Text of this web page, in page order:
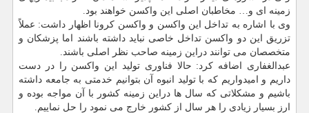
زمینه ای و… مخاطبان اصلی این واکسن خواهند بود.
وی با اشاره به تداخل این واکسن و واکسن کرونا اظهار داشت: عملاً
تزریق این دو واکسن تداخل خاصی نباید داشته باشند اما پزشکان و
متخصصان می توانند دراین زمینه صاحب نظر اصلی باشند.
عبدالغفاری اضافه کرد: حالا فناوری تولید این واکسن را در دست
داریم و امیدواریم که با تولید انبوه آن بتوانیم خدمتی به جامعه داشته
باشیم و مشکلاتی که سال ها دراین زمینه کشور با آن مواجه بوده و
ارز بسیار زیادی را هر سال از کشور خارج می نمود را حل نماییم.